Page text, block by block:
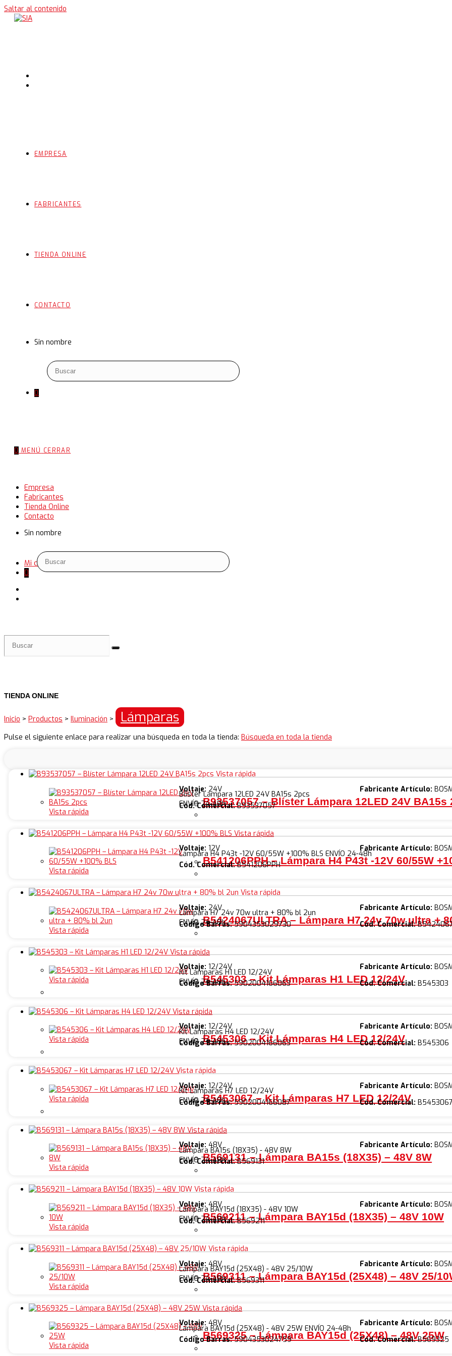
Saltar al contenido
EMPRESA
FABRICANTES
TIENDA ONLINE
CONTACTO
Sin nombre
0
0 MENÚ CERRAR
Empresa
Fabricantes
Tienda Online
Contacto
Sin nombre
Mi cuenta
0
TIENDA ONLINE
Inicio > Productos > Iluminación > Lámparas
Pulse el siguiente enlace para realizar una búsqueda en toda la tienda: Búsqueda en toda la tienda
Vista rápida
Vista rápida
B93537057 – Blíster Lámpara 12LED 24V BA15s
Voltaje: 24V Fabricante Artículo:
Cód. Comercial:B93537057
Blíster Lámpara 12LED 24V BA15s 2pcs
ENVÍO 24-48h
Vista rápida
Vista rápida
B541206PPH – Lámpara H4 P43t -12V 60/55W
Voltaje: 12V Fabricante Artículo:
Cód. Comercial:B541206PPH
Lámpara H4 P43t -12V 60/55W +100% BLS ENVÍO 24-48h
Vista rápida
Vista rápida
B5424067ULTRA – Lámpara H7 24v 70w ultra +
Voltaje: 24V Fabricante Artículo:
Código Barras:5904353029730 Cód. Comercial:
Lámpara H7 24v 70w ultra + 80% bl 2un
ENVÍO 24-48h
Vista rápida
Vista rápida B545303 – Kit Lámparas H1 LED 12/24V
Voltaje: 12/24V Fabricante Artículo:
Código Barras:5902004166063 Cód. Comercial: B545303
Kit Lámparas H1 LED 12/24V
ENVÍO 24-48h
Vista rápida
Vista rápida B545306 – Kit Lámparas H4 LED 12/24V
Voltaje: 12/24V Fabricante Artículo:
Código Barras:5902004166063 Cód. Comercial: B545306
Kit Lámparas H4 LED 12/24V
ENVÍO 24-48h
Vista rápida
Vista rápida B5453067 – Kit Lámparas H7 LED 12/24V
Voltaje: 12/24V Fabricante Artículo:
Código Barras:5902004166087 Cód. Comercial: B5453067
Kit Lámparas H7 LED 12/24V
ENVÍO 24-48h
Vista rápida
Vista rápida
B569131 – Lámpara BA15s (18X35) – 48V 8W
Voltaje: 48V Fabricante Artículo:
Cód. Comercial:B569131
Lámpara BA15s (18X35) - 48V 8W
ENVÍO 24-48h
Vista rápida
Vista rápida
B569211 – Lámpara BAY15d (18X35) – 48V 10W
Voltaje: 48V Fabricante Artículo:
Cód. Comercial:B569211
Lámpara BAY15d (18X35) - 48V 10W
ENVÍO 24-48h
Vista rápida
Vista rápida
B569311 – Lámpara BAY15d (25X48) – 48V 25/
Voltaje: 48V Fabricante Artículo:
Cód. Comercial:B569311
Lámpara BAY15d (25X48) - 48V 25/10W
ENVÍO 24-48h
Vista rápida
Vista rápida
B569325 – Lámpara BAY15d (25X48) – 48V 25W
Voltaje: 48V Fabricante Artículo:
Código Barras:5904353024759 Cód. Comercial:B569325
Lámpara BAY15d (25X48) - 48V 25W ENVÍO 24-48h